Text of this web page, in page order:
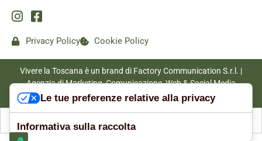
Privacy Policy Cookie Policy
Vivere la Toscana è un brand di Factory Communication S.r.l. |
Agenzia di Marketing, Comunicazione, Web & Social Media
|www.factorycommunication.it
Le tue preferenze relative alla privacy
Informativa sulla raccolta